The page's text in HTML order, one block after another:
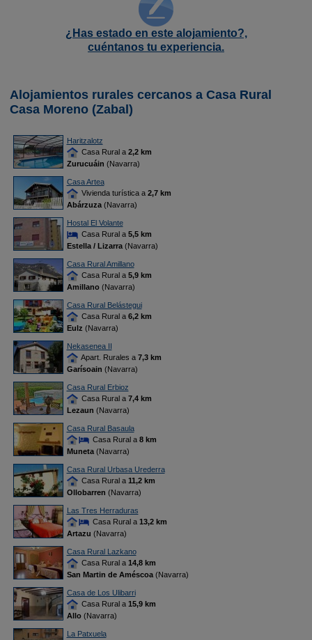
¿Has estado en este alojamiento?,
cuéntanos tu experiencia.
Alojamientos rurales cercanos a Casa Rural
Casa Moreno (Zabal)
Haritzalotz
Casa Rural a 2,2 km
Zurucuáin (Navarra)
Casa Artea
Vivienda turística a 2,7 km
Abárzuza(Navarra)
Hostal El Volante
Casa Rural a 5,5 km
Estella / Lizarra(Navarra)
Casa Rural Amillano
Casa Rural a 5,9 km
Amillano(Navarra)
Casa Rural Belástegui
Casa Rural a 6,2 km
Eulz (Navarra)
Nekasenea II
Apart. Rurales a 7,3 km
Garísoain (Navarra)
Casa Rural Erbioz
Casa Rural a 7,4 km
Lezaun (Navarra)
Casa Rural Basaula
Casa Rural a 8 km
Muneta(Navarra)
Casa Rural Urbasa Urederra
Casa Rural a 11,2 km
Ollobarren (Navarra)
Las Tres Herraduras
Casa Rural a 13,2 km
Artazu (Navarra)
Casa Rural Lazkano
Casa Rural a 14,8 km
San Martin de Améscoa(Navarra)
Casa de Los Ulibarri
Casa Rural a 15,9 km
Allo(Navarra)
La Patxuela